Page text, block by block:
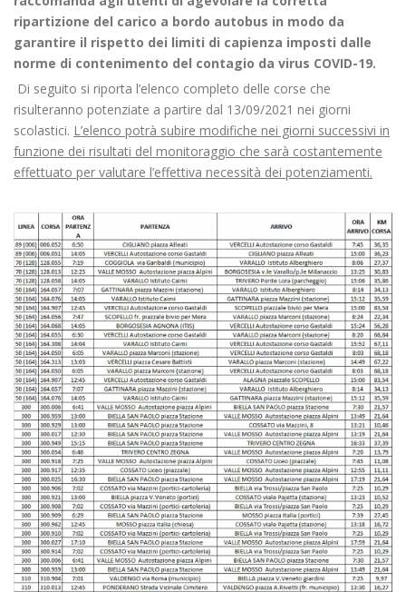
ripartizione del carico a bordo autobus in modo da
garantire il rispetto dei limiti di capienza imposti dalle
norme di contenimento del contagio da virus COVID-19.
Di seguito si riporta l’elenco completo delle corse che
risulteranno potenziate a partire dal 13/09/2021 nei giorni
scolastici. L’elenco potrà subire modifiche nei giorni successivi in
funzione dei risultati del monitoraggio che sarà costantemente
effettuato per valutare l’effettiva necessità dei potenziamenti.